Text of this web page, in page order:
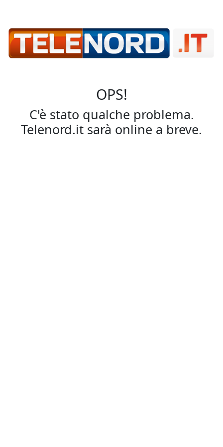
OPS!
C'è stato qualche problema.
Telenord.it sarà online a breve.